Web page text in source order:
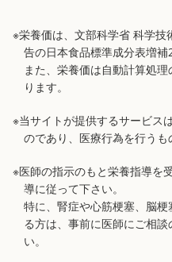
※栄養価は、文部科学省 科学技
告の日本食品標準成分表増補
また、栄養価は自動計算処
ります。
※当サイトが提供するサービス
のであり、医療行為を行うも
※医師の指示のもと栄養指導を
導に従って下さい。
特に、腎症や心筋梗塞、脳
る方は、事前に医師にご相
い。